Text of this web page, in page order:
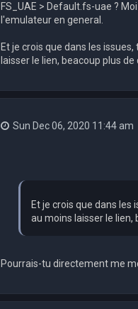
FS_UAE > Default.fs-uae ?
l'emulateur en general.
Et je crois que dans les
laisser le lien, beacoup plus
Sun Dec 06, 2020 11:44 am
Et je crois que dans les
au moins laisser le lien,
Pourrais-tu directement me